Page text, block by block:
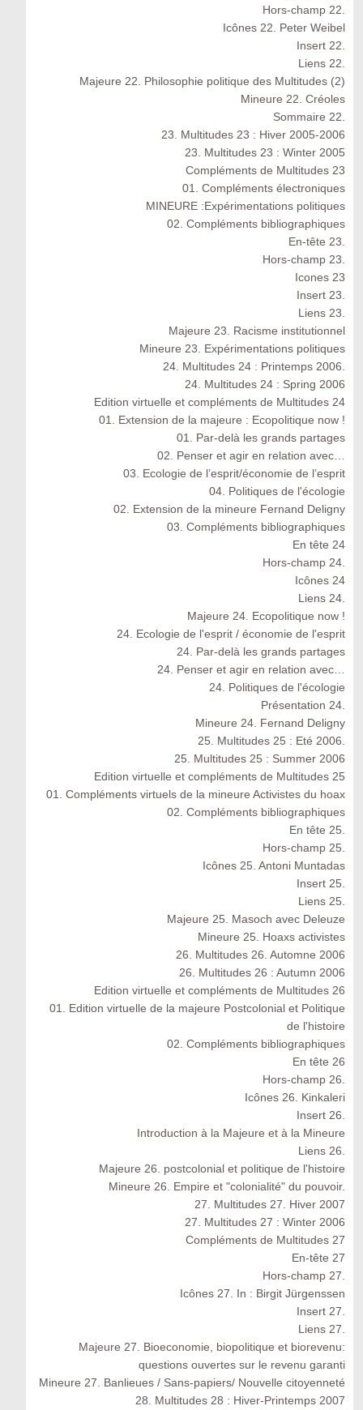
Hors-champ 22.
Icônes 22. Peter Weibel
Insert 22.
Liens 22.
Majeure 22. Philosophie politique des Multitudes (2)
Mineure 22. Créoles
Sommaire 22.
23. Multitudes 23 : Hiver 2005-2006
23. Multitudes 23 : Winter 2005
Compléments de Multitudes 23
01. Compléments électroniques
MINEURE :Expérimentations politiques
02. Compléments bibliographiques
En-tête 23.
Hors-champ 23.
Icones 23
Insert 23.
Liens 23.
Majeure 23. Racisme institutionnel
Mineure 23. Expérimentations politiques
24. Multitudes 24 : Printemps 2006.
24. Multitudes 24 : Spring 2006
Edition virtuelle et compléments de Multitudes 24
01. Extension de la majeure : Ecopolitique now !
01. Par-delà les grands partages
02. Penser et agir en relation avec…
03. Ecologie de l’esprit/économie de l’esprit
04. Politiques de l'écologie
02. Extension de la mineure Fernand Deligny
03. Compléments bibliographiques
En tête 24
Hors-champ 24.
Icônes 24
Liens 24.
Majeure 24. Ecopolitique now !
24. Ecologie de l'esprit / économie de l'esprit
24. Par-delà les grands partages
24. Penser et agir en relation avec…
24. Politiques de l'écologie
Présentation 24.
Mineure 24. Fernand Deligny
25. Multitudes 25 : Eté 2006.
25. Multitudes 25 : Summer 2006
Edition virtuelle et compléments de Multitudes 25
01. Compléments virtuels de la mineure Activistes du hoax
02. Compléments bibliographiques
En tête 25.
Hors-champ 25.
Icônes 25. Antoni Muntadas
Insert 25.
Liens 25.
Majeure 25. Masoch avec Deleuze
Mineure 25. Hoaxs activistes
26. Multitudes 26. Automne 2006
26. Multitudes 26 : Autumn 2006
Edition virtuelle et compléments de Multitudes 26
01. Edition virtuelle de la majeure Postcolonial et Politique
de l'histoire
02. Compléments bibliographiques
En tête 26
Hors-champ 26.
Icônes 26. Kinkaleri
Insert 26.
Introduction à la Majeure et à la Mineure
Liens 26.
Majeure 26. postcolonial et politique de l'histoire
Mineure 26. Empire et "colonialité" du pouvoir.
27. Multitudes 27. Hiver 2007
27. Multitudes 27 : Winter 2006
Compléments de Multitudes 27
En-tête 27
Hors-champ 27.
Icônes 27. In : Birgit Jürgenssen
Insert 27.
Liens 27.
Majeure 27. Bioeconomie, biopolitique et biorevenu:
questions ouvertes sur le revenu garanti
Mineure 27. Banlieues / Sans-papiers/ Nouvelle citoyenneté
28. Multitudes 28 : Hiver-Printemps 2007